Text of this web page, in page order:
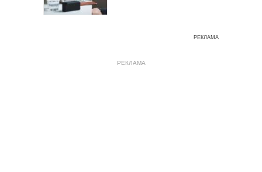
РЕКЛАМА
РЕКЛАМА